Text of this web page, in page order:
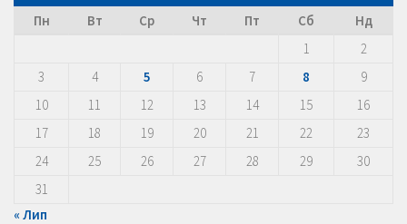
Пн
Вт Ср Чт Пт Сб
Нд
1
2
3
4 5 6 7 8
9
10
11 12 13 14 15
16
17
18 19 20 21 22
23
24
25 26 27 28 29
30
31
« Лип